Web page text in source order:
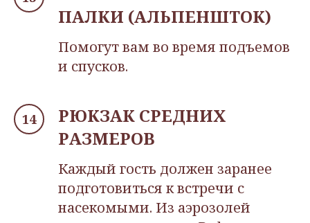
ПАЛКИ (АЛЬПЕНШТОК)
Помогут вам во время подъемов
и спусков.
РЮКЗАК СРЕДНИХ
РАЗМЕРОВ
Каждый гость должен заранее
подготовиться к встречи с
насекомыми. Из аэрозолей